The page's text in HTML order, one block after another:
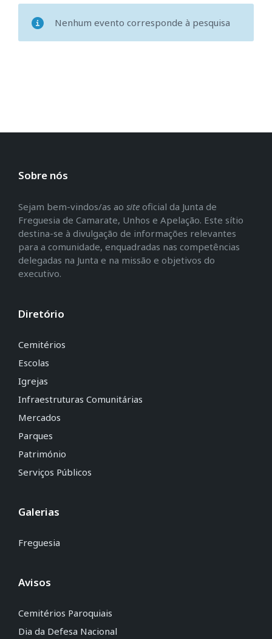
Nenhum evento corresponde à pesquisa
Sobre nós
Sejam bem-vindos/as ao site oficial da Junta de
Freguesia de Camarate, Unhos e Apelação. Este sítio
destina-se à divulgação de informações relevantes
para a comunidade, enquadradas nas competências
delegadas na Junta e na missão e objetivos do
executivo.
Diretório
Cemitérios
Escolas
Igrejas
Infraestruturas Comunitárias
Mercados
Parques
Património
Serviços Públicos
Galerias
Freguesia
Avisos
Cemitérios Paroquiais
Dia da Defesa Nacional